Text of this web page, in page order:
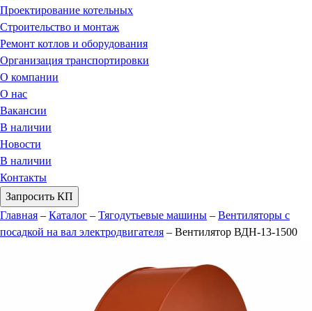
Проектирование котельных
Строительство и монтаж
Ремонт котлов и оборудования
Организация транспортировки
О компании
О нас
Вакансии
В наличии
Новости
В наличии
Контакты
Запросить КП
Главная – Каталог – Тягодутьевые машины – Вентиляторы с
посадкой на вал электродвигателя – Вентилятор ВДН-13-1500